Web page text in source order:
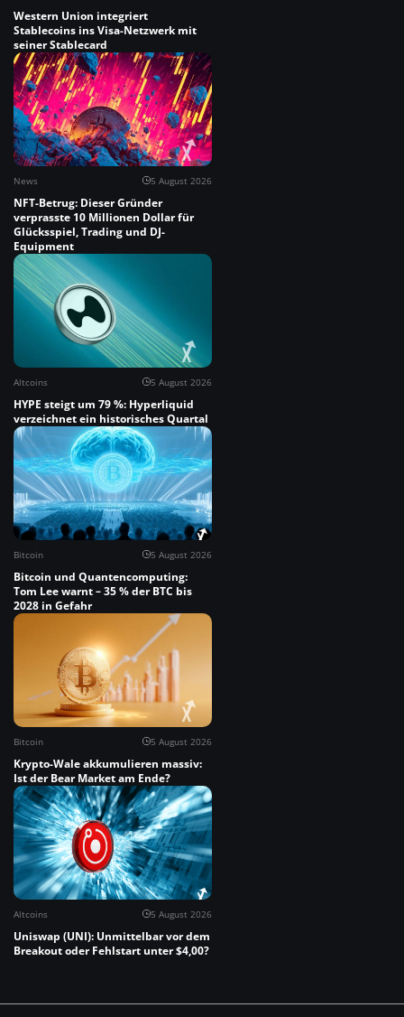
Western Union integriert
Stablecoins ins Visa-Netzwerk mit
seiner Stablecard
News 5 August 2026
NFT-Betrug: Dieser Gründer
verprasste 10 Millionen Dollar für
Glücksspiel, Trading und DJ-
Equipment
Altcoins 5 August 2026
HYPE steigt um 79 %: Hyperliquid
verzeichnet ein historisches Quartal
Bitcoin 5 August 2026
Bitcoin und Quantencomputing:
Tom Lee warnt – 35 % der BTC bis
2028 in Gefahr
Bitcoin 5 August 2026
Krypto-Wale akkumulieren massiv:
Ist der Bear Market am Ende?
Altcoins 5 August 2026
Uniswap (UNI): Unmittelbar vor dem
Breakout oder Fehlstart unter $4,00?